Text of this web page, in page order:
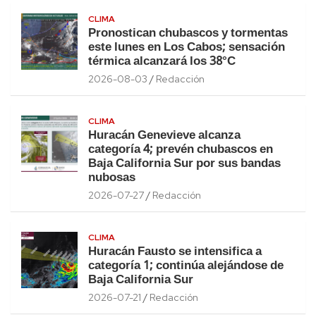
CLIMA
Pronostican chubascos y tormentas
este lunes en Los Cabos; sensación
térmica alcanzará los 38°C
2026-08-03 Redacción
CLIMA
Huracán Genevieve alcanza
categoría 4; prevén chubascos en
Baja California Sur por sus bandas
nubosas
2026-07-27 Redacción
CLIMA
Huracán Fausto se intensifica a
categoría 1; continúa alejándose de
Baja California Sur
2026-07-21 Redacción